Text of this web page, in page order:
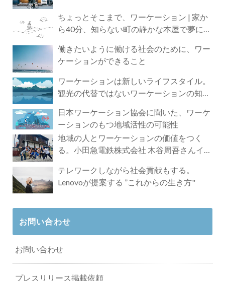
ちょっとそこまで、ワーケーション | 家か
ら40分、知らない町の静かな本屋で夢に近
働きたいように働ける社会のために、ワー
ケーションができること
ワーケーションは新しいライフスタイル。
観光の代替ではないワーケーションの知ら
日本ワーケーション協会に聞いた、ワーケ
ーションのもつ地域活性の可能性
地域の人とワーケーションの価値をつく
る。小田急電鉄株式会社 木谷周吾さんイン
テレワークしながら社会貢献もする。
Lenovoが提案する ”これからの生き方"
お問い合わせ
お問い合わせ
プレスリリース掲載依頼